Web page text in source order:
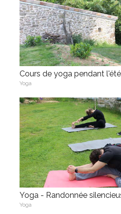
Cours de yoga pendant
Yoga
Yoga - Randonnée
Yoga